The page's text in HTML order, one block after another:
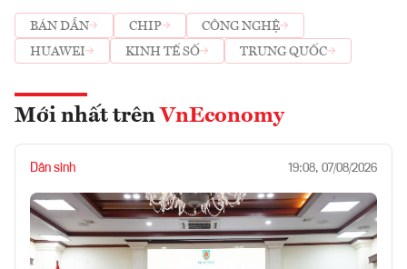
BÁN DẪN CHIP
CÔNG NGHỆ
HUAWEI
KINH TẾ SỐ TRUNG QUỐC
Mới nhất trên VnEconomy
Dân sinh 19:08, 07/08/2026